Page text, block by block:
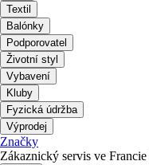
Textil
Balónky
Podporovatel
Životní styl
Vybavení
Kluby
Fyzická údržba
Výprodej
Značky
Zákaznický servis ve Francie